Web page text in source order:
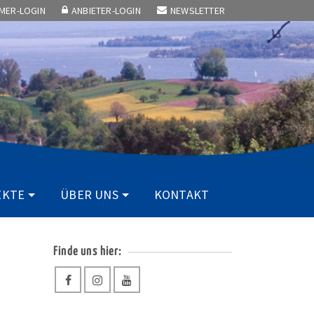
LOGIN ANBIETER-LOGIN NEWSLETTER
ÜBER UNS KONTAKT
Finde uns hier: